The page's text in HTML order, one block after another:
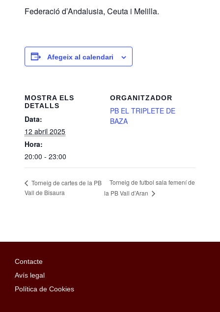
Federació d’Andalusia, Ceuta i Melilla.
Afegeix al calendari
MOSTRA ELS
DETALLS
Data:
12 abril 2025
Hora:
20:00 - 23:00
ORGANITZADOR
PB EL TRIPLETE DE
BAZA
Torneig de cartes de la PB
Vall de Bisaura
Torneig de futbol sala femení de
la PB Vall d’Aran
Contacte
Avís legal
Política de Cookies